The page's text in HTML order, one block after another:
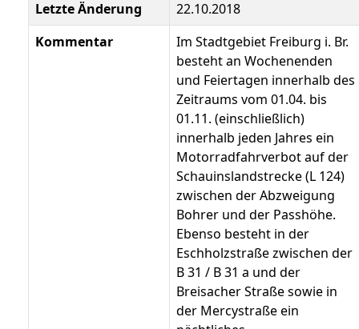
Letzte Änderung
22.10.2018
Kommentar
Im Stadtgebiet Freiburg i. Br.
besteht an Wochenenden
und Feiertagen innerhalb des
Zeitraums vom 01.04. bis
01.11. (einschließlich)
innerhalb jeden Jahres ein
Motorradfahrverbot auf der
Schauinslandstrecke (L 124)
zwischen der Abzweigung
Bohrer und der Passhöhe.
Ebenso besteht in der
Eschholzstraße zwischen der
B 31 / B 31 a und der
Breisacher Straße sowie in
der Mercystraße ein